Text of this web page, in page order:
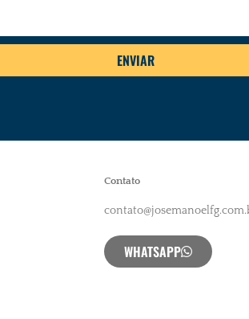
ENVIAR
Contato
WHATSAPP